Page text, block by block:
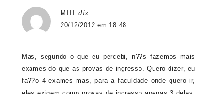
MIII diz
20/12/2012 em 18:48
Mas, segundo o que eu percebi, n??s fazemos mais
exames do que as provas de ingresso. Quero dizer, eu
fa??o 4 exames mas, para a faculdade onde quero ir,